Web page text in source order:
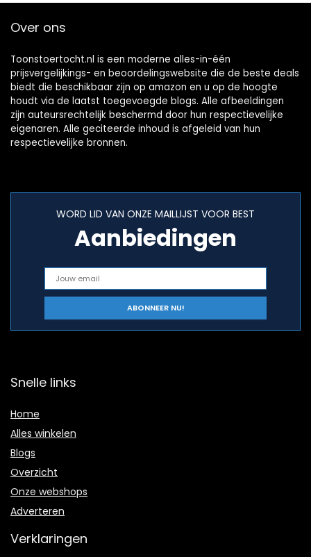
Over ons
Toonstoertocht.nl is een moderne alles-in-één
prijsvergelijkings- en beoordelingswebsite die de beste deals
biedt die beschikbaar zijn op amazon en u op de hoogte
houdt via de laatst toegevoegde blogs. Alle afbeeldingen
zijn auteursrechtelijk beschermd door hun respectievelijke
eigenaren. Alle geciteerde inhoud is afgeleid van hun
respectievelijke bronnen.
WORD LID VAN ONZE MAILLIJST VOOR BEST
Aanbiedingen
Snelle links
Home
Alles winkelen
Blogs
Overzicht
Onze webshops
Adverteren
Verklaringen